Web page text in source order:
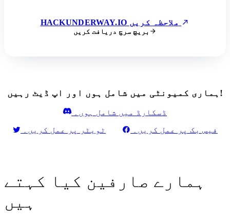
بریچ سرچ دریافت کریں
ہماری کمیونٹی میں شامل ہوں اور اپ ڈیٹ رہیں!
ڈسکارڈ میں شامل ہوں۔
ٹویٹر پر عمل کریں۔
فیس بک پر عمل کریں۔
ہمارے صارفین کیا کہتے
ہیں